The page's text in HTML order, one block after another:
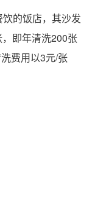
的饭店，其沙发
即年清洗200张
费用以3元/张